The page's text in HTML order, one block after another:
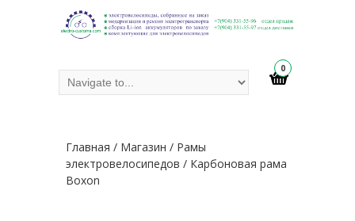
0
Главная / Магазин / Рамы
электровелосипедов / Карбоновая рама
Boxon